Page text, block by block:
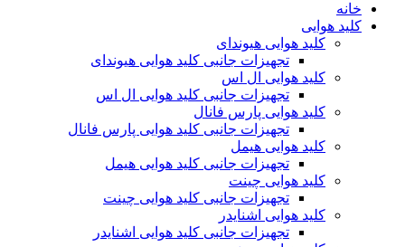
خانه
کلید هوایی
کلید هوایی هیوندای
تجهیزات جانبی کلید هوایی هیوندای
کلید هوایی ال اس
تجهیزات جانبی کلید هوایی ال اس
کلید هوایی پارس فانال
تجهیزات جانبی کلید هوایی پارس فانال
کلید هوایی هیمل
تجهیزات جانبی کلید هوایی هیمل
کلید هوایی چینت
تجهیزات جانبی کلید هوایی چینت
کلید هوایی اشنایدر
تجهیزات جانبی کلید هوایی اشنایدر